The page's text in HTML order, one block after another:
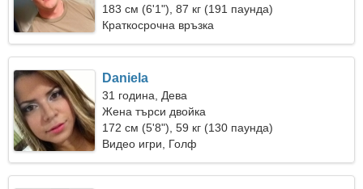
183 см (6'1"), 87 кг (191 паунда)
Краткосрочна връзка
Daniela
31 година, Дева
Жена търси двойка
172 см (5'8"), 59 кг (130 паунда)
Видео игри, Голф